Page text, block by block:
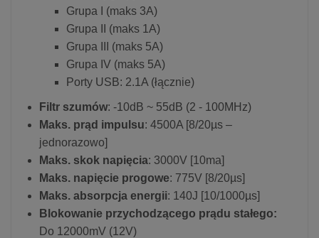
Grupa I (maks 3A)
Grupa II (maks 1A)
Grupa III (maks 5A)
Grupa IV (maks 5A)
Porty USB: 2.1A (łącznie)
Filtr szumów: -10dB ~ 55dB (2 - 100MHz)
Maks. prąd impulsu: 4500A [8/20µs –
jednorazowo]
Maks. skok napięcia: 3000V [10ma]
Maks. napięcie progowe: 775V [8/20µs]
Maks. absorpcja energii: 140J [10/1000µs]
Blokowanie przychodzącego prądu stałego:
Do 12000mV (12V)